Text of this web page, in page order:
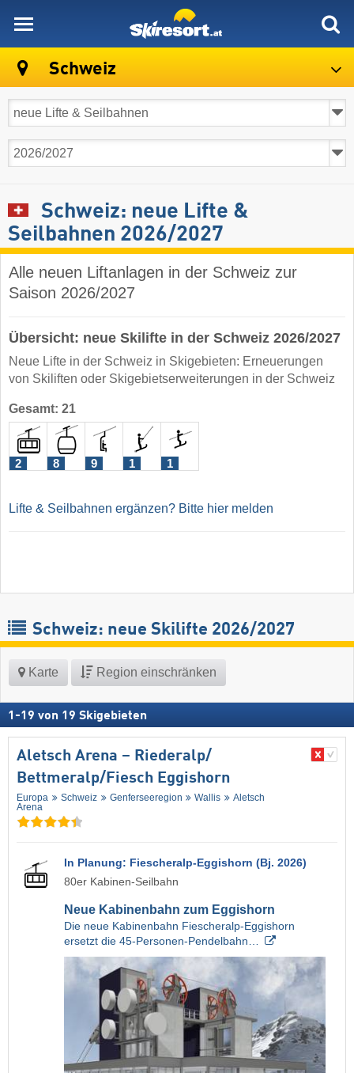
Schweiz
Schweiz: neue Lifte &
Seilbahnen 2026/2027
Alle neuen Liftanlagen in der Schweiz zur
Saison 2026/2027
Übersicht: neue Skilifte in der Schweiz 2026/2027
Neue Lifte in der Schweiz in Skigebieten: Erneuerungen
von Skiliften oder Skigebietserweiterungen in der Schweiz
Gesamt: 21
2 8 9 1 1
Lifte & Seilbahnen ergänzen? Bitte hier melden
Schweiz: neue Skilifte 2026/2027
Karte Region einschränken
1 -19 von 19 Skigebieten
Aletsch Arena – Riederalp/​
Bettmeralp/​Fiesch Eggishorn
Europa Schweiz Genferseeregion Wallis
Aletsch
Arena
In Planung: Fiescheralp-Eggishorn (Bj. 2026)
80er Kabinen-Seilbahn
Neue Kabinenbahn zum Eggishorn
Die neue Kabinenbahn Fiescheralp-Eggishorn
ersetzt die 45-Personen-Pendelbahn…